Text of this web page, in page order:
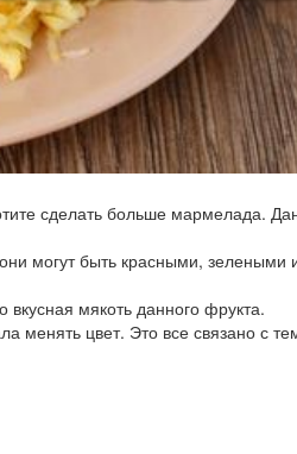
сделать больше мармелада.
могут быть красными, зелеными
мякоть данного фрукта.
менять цвет. Это все связано с